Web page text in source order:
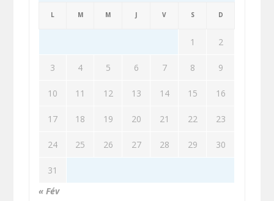
L M M J V S D
1 2
3 4 5 6 7 8 9
10 11 12 13 14 15 16
17 18 19 20 21 22 23
24 25 26 27 28 29 30
31
« Fév